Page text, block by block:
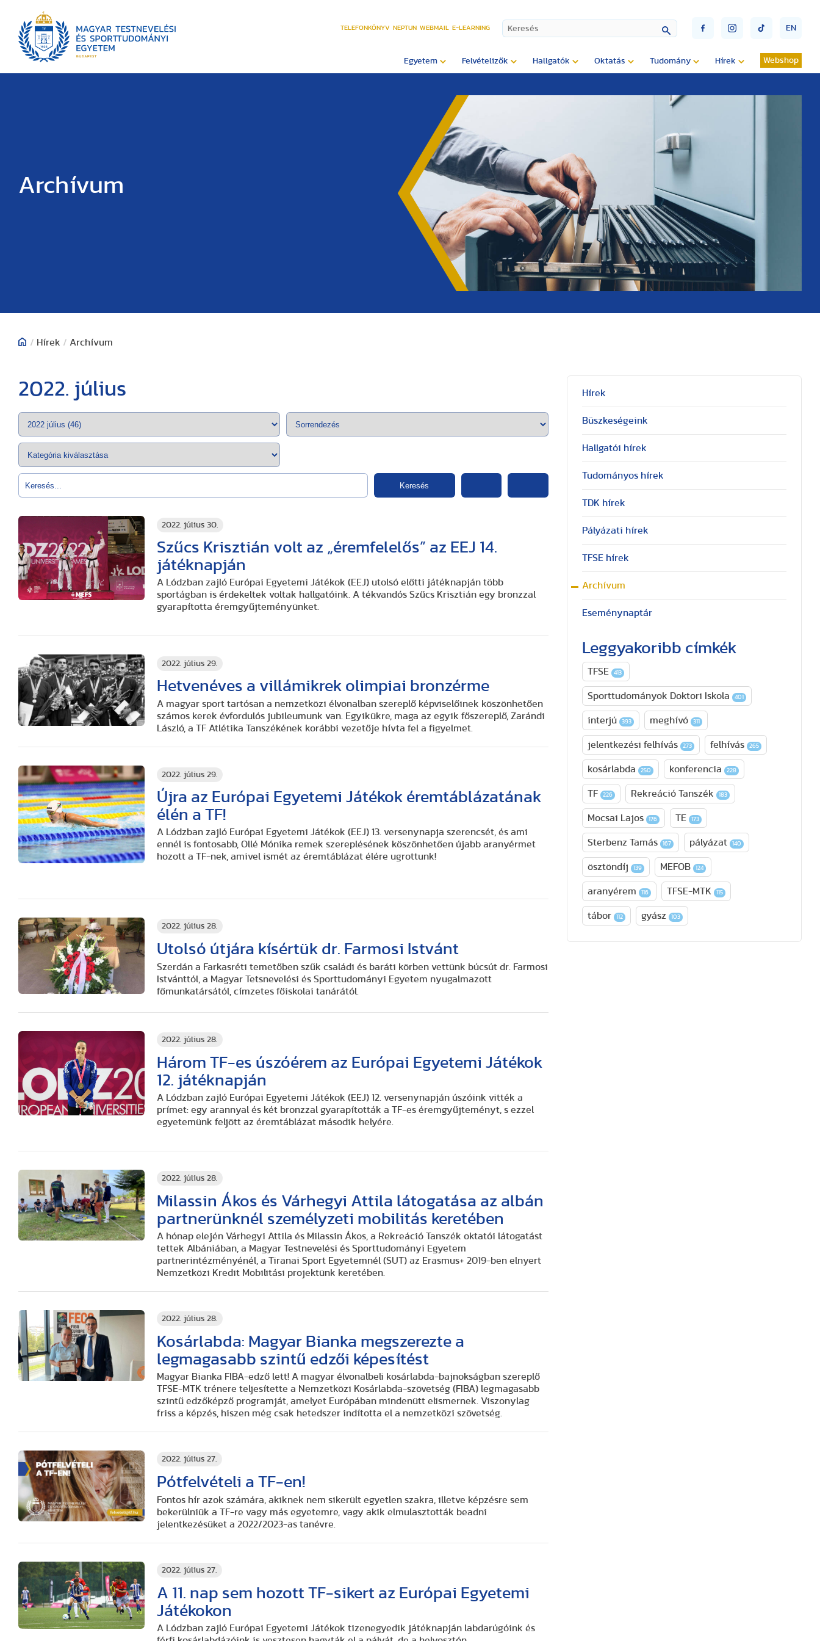
TELEFONKÖNYV NEPTUN WEBMAIL E-LEARNING EN
Egyetem Felvételizők Hallgatók Oktatás Tudomány Hírek Webshop
Archívum
/ Hírek / Archívum
2022. július
Keresés
2022. július 30.
Szűcs Krisztián volt az „éremfelelős” az EEJ 14.
játéknapján
A Lódzban zajló Európai Egyetemi Játékok (EEJ) utolsó előtti játéknapján több
sportágban is érdekeltek voltak hallgatóink. A tékvandós Szűcs Krisztián egy bronzzal
gyarapította éremgyűjteményünket.
2022. július 29.
Hetvenéves a villámikrek olimpiai bronzérme
A magyar sport tartósan a nemzetközi élvonalban szereplő képviselőinek köszönhetően
számos kerek évfordulós jubileumunk van. Egyikükre, maga az egyik főszereplő, Zarándi
László, a TF Atlétika Tanszékének korábbi vezetője hívta fel a figyelmet.
2022. július 29.
Újra az Európai Egyetemi Játékok éremtáblázatának
élén a TF!
A Lódzban zajló Európai Egyetemi Játékok (EEJ) 13. versenynapja szerencsét, és ami
ennél is fontosabb, Ollé Mónika remek szereplésének köszönhetően újabb aranyérmet
hozott a TF-nek, amivel ismét az éremtáblázat élére ugrottunk!
2022. július 28.
Utolsó útjára kísértük dr. Farmosi Istvánt
Szerdán a Farkasréti temetőben szűk családi és baráti körben vettünk búcsút dr. Farmosi
Istvánttól, a Magyar Tetsnevelési és Sporttudományi Egyetem nyugalmazott
főmunkatársától, címzetes főiskolai tanárától.
2022. július 28.
Három TF-es úszóérem az Európai Egyetemi Játékok
12. játéknapján
A Lódzban zajló Európai Egyetemi Játékok (EEJ) 12. versenynapján úszóink vitték a
prímet: egy arannyal és két bronzzal gyarapították a TF-es éremgyűjteményt, s ezzel
egyetemünk feljött az éremtáblázat második helyére.
2022. július 28.
Milassin Ákos és Várhegyi Attila látogatása az albán
partnerünknél személyzeti mobilitás keretében
A hónap elején Várhegyi Attila és Milassin Ákos, a Rekreáció Tanszék oktatói látogatást
tettek Albániában, a Magyar Testnevelési és Sporttudományi Egyetem
partnerintézményénél, a Tiranai Sport Egyetemnél (SUT) az Erasmus+ 2019-ben elnyert
Nemzetközi Kredit Mobilitási projektünk keretében.
2022. július 28.
Kosárlabda: Magyar Bianka megszerezte a
legmagasabb szintű edzői képesítést
Magyar Bianka FIBA-edző lett! A magyar élvonalbeli kosárlabda-bajnokságban szereplő
TFSE-MTK trénere teljesítette a Nemzetközi Kosárlabda-szövetség (FIBA) legmagasabb
szintű edzőképző programját, amelyet Európában mindenütt elismernek. Viszonylag
friss a képzés, hiszen még csak hetedszer indította el a nemzetközi szövetség.
2022. július 27.
Pótfelvételi a TF-en!
Fontos hír azok számára, akiknek nem sikerült egyetlen szakra, illetve képzésre sem
bekerülniük a TF-re vagy más egyetemre, vagy akik elmulasztották beadni
jelentkezésüket a 2022/2023-as tanévre.
2022. július 27.
A 11. nap sem hozott TF-sikert az Európai Egyetemi
Játékokon
A Lódzban zajló Európai Egyetemi Játékok tizenegyedik játéknapján labdarúgóink és
Hírek
Büszkeségeink
Hallgatói hírek
Tudományos hírek
TDK hírek
Pályázati hírek
TFSE hírek
Archívum
Eseménynaptár
Leggyakoribb címkék
TFSE 413
Sporttudományok Doktori Iskola 401
interjú 393 meghívó 311
jelentkezési felhívás 273 felhívás 265
kosárlabda 250 konferencia 228
TF 226 Rekreáció Tanszék 183
Mocsai Lajos 176 TE 173
Sterbenz Tamás 167 pályázat 140
ösztöndíj 139 MEFOB 124
aranyérem 116 TFSE-MTK 115
tábor 112 gyász 103